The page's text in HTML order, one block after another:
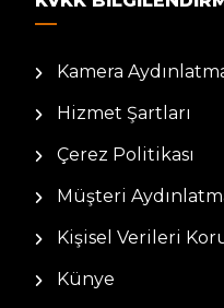
Kamera
Hizmet Şartları
Çerez Politikası
Müşteri
Kişisel Verileri
Künye